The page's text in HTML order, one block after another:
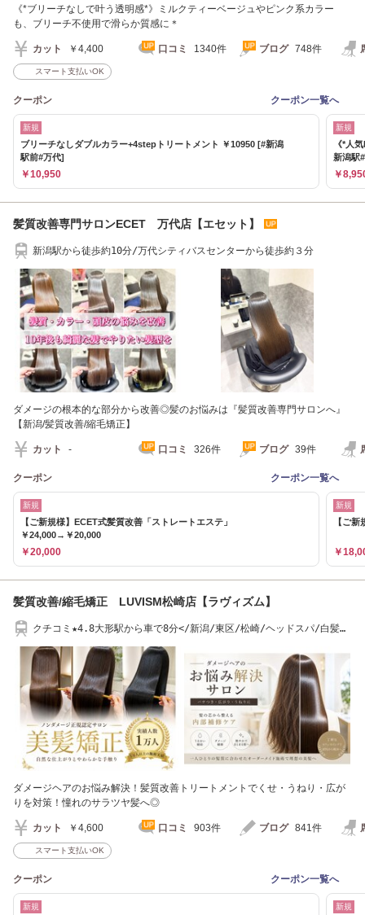
《*ブリーチなしで叶う透明感*》ミルクティーベージュやピンク系カラー
も、ブリーチ不使用で滑らか質感に＊
カット ￥4,400 口コミ 1340件 ブログ 748件
スマート支払いOK
クーポン クーポン一覧へ
新規
ブリーチなしダブルカラー+4stepトリートメント ￥10950 [#新潟
駅前#万代]
￥10,950
新規
《*人
新潟駅
￥
髪質改善専門サロンECET 万代店【エセット】
新潟駅から徒歩約10分/万代シティバスセンターから徒歩約３分
ダメージの根本的な部分から改善◎髪のお悩みは『髪質改善専門サロンへ』
【新潟/髪質改善/縮毛矯正】
カット - 口コミ 326件 ブログ 39件
クーポン クーポン一覧へ
新規
【ご新規様】ECET式髪質改善「ストレートエステ」
￥24,000→￥20,000
￥20,000
新規
【ご
￥
髪質改善/縮毛矯正 LUVISM松崎店【ラヴィズム】
クチコミ★4.8大形駅から車で8分</新潟/東区/松崎/ヘッドスパ/白髪染
ダメージヘアのお悩み解決！髪質改善トリートメントでくせ・うねり・広が
りを対策！憧れのサラツヤ髪へ◎
カット ￥4,600 口コミ 903件 ブログ 841件
スマート支払いOK
クーポン クーポン一覧へ
新規 新規